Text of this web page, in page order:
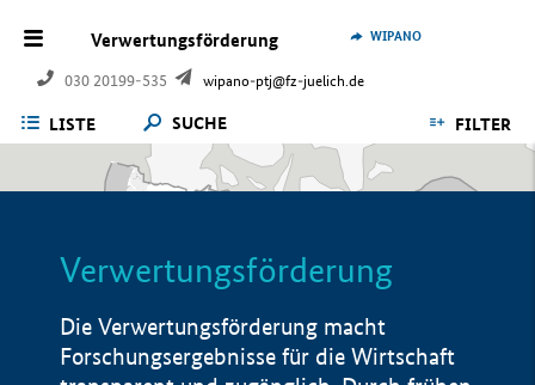
Verwertungsförderung
030 20199-535 wipano-ptj@fz-juelich.de
WIPANO
LISTE SUCHE FILTER
Verwertungsförderung
Die Verwertungsförderung macht
Forschungsergebnisse für die Wirtschaft